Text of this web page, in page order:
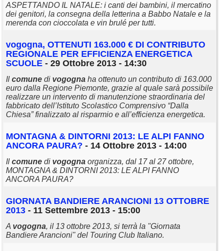
ASPETTANDO IL NATALE: i canti dei bambini, il mercatino
dei genitori, la consegna della letterina a Babbo Natale e la
merenda con cioccolata e vin brulé per tutti.
vogogna, OTTENUTI 163.000 € DI CONTRIBUTO
REGIONALE PER EFFICIENZA ENERGETICA
SCUOLE - 29 Ottobre 2013 - 14:30
Il comune di vogogna ha ottenuto un contributo di 163.000
euro dalla Regione Piemonte, grazie al quale sarà possibile
realizzare un intervento di manutenzione straordinaria del
fabbricato dell’Istituto Scolastico Comprensivo “Dalla
Chiesa” finalizzato al risparmio e all’efficienza energetica.
MONTAGNA & DINTORNI 2013: LE ALPI FANNO
ANCORA PAURA? - 14 Ottobre 2013 - 14:00
Il comune di vogogna organizza, dal 17 al 27 ottobre,
MONTAGNA & DINTORNI 2013: LE ALPI FANNO
ANCORA PAURA?
GIORNATA BANDIERE ARANCIONI 13 OTTOBRE
2013 - 11 Settembre 2013 - 15:00
A vogogna, il 13 ottobre 2013, si terrà la "Giornata
Bandiere Arancioni" del Touring Club Italiano.